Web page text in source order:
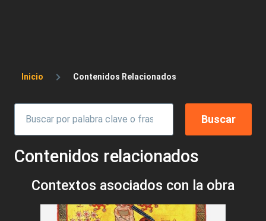
Sobrescribir enlaces de ayuda a la
Inicio Contenidos Relacionados
Contenidos relacionados
Contextos asociados con la obra